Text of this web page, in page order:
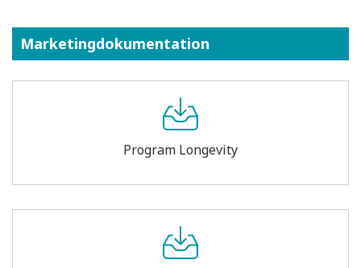
Marketingdokumentation
Program Longevity